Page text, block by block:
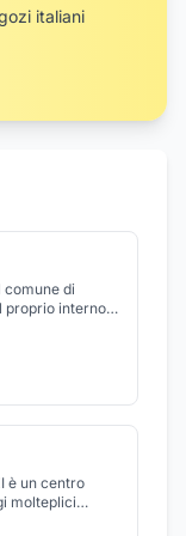
italiani
comune di
proprio interno,
delle moto,
e scooter
Inoltre,
un ottimo
a trovarci!
è un centro
molteplici
di guida